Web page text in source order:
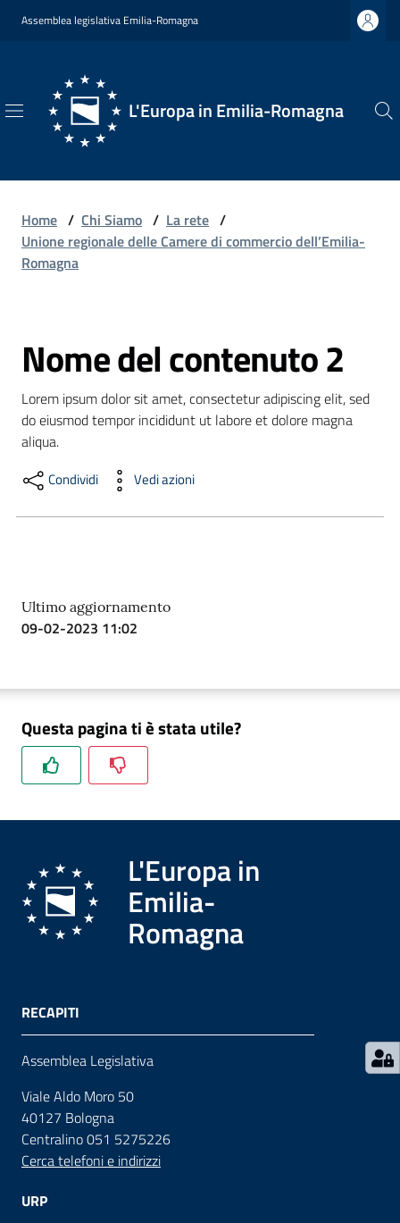
Vai al contenuto
Vai alla navigazione
Vai al footer
Assemblea legislativa Emilia-Romagna
L'Europa in Emilia-Romagna
L'Europa
Romagna
Opportunità
Formazione
Approfondimenti
Seguici
Home / Chi Siamo / La rete /
Unione regionale delle Camere di commercio dell’Emilia-
Romagna
Salta al contenuto
Nome del contenuto 2
Lorem ipsum dolor sit amet, consectetur adipiscing elit, sed
do eiusmod tempor incididunt ut labore et dolore magna
aliqua.
Condividi Vedi azioni
Ultimo aggiornamento
09-02-2023 11:02
Questa pagina ti è stata utile?
L'Europa in
Emilia-
Romagna
RECAPITI
Assemblea Legislativa
Viale Aldo Moro 50
40127 Bologna
Centralino 051 5275226
Cerca telefoni e indirizzi
URP